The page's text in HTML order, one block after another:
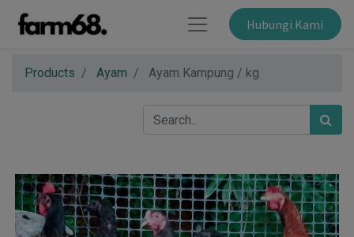
Hubungi Kami
Products Ayam Ayam Kampung / kg
×